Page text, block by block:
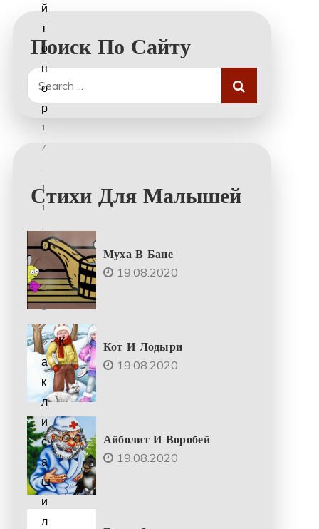
Поиск По Сайту
Search
for:
Стихи Для Малышей
Муха В Бане
19.08.2020
Кот И Лодыри
19.08.2020
Айболит И Воробей
19.08.2020
й
т
о
п
о
р
1
7
.
1
1
.
2
0
2
5
К
а
к
л
и
с
а
ш
и
л